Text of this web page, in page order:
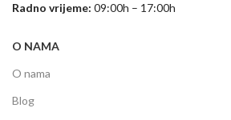
Radno vrijeme: 09:00h – 17:00h
O NAMA
O nama
Blog